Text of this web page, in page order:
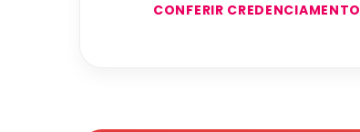
CONFERIR CREDENCIAMENTO